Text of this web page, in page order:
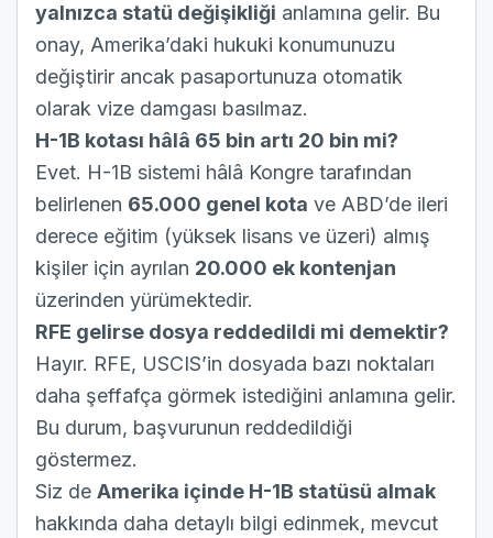
yalnızca statü değişikliği anlamına gelir. Bu
onay, Amerika’daki hukuki konumunuzu
değiştirir ancak pasaportunuza otomatik
olarak vize damgası basılmaz.
H-1B kotası hâlâ 65 bin artı 20 bin mi?
Evet. H-1B sistemi hâlâ Kongre tarafından
belirlenen 65.000 genel kota ve ABD’de ileri
derece eğitim (yüksek lisans ve üzeri) almış
kişiler için ayrılan 20.000 ek kontenjan
üzerinden yürümektedir.
RFE gelirse dosya reddedildi mi demektir?
Hayır. RFE, USCIS’in dosyada bazı noktaları
daha şeffafça görmek istediğini anlamına gelir.
Bu durum, başvurunun reddedildiği
göstermez.
Siz de Amerika içinde H-1B statüsü almak
hakkında daha detaylı bilgi edinmek, mevcut